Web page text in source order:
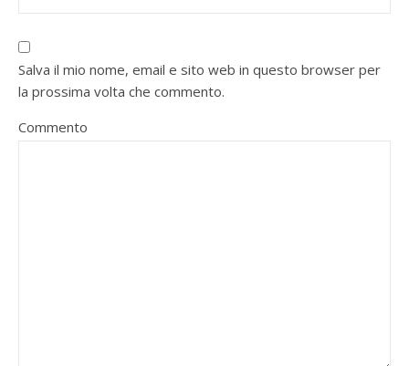
Salva il mio nome, email e sito web in questo browser per
la prossima volta che commento.
Commento